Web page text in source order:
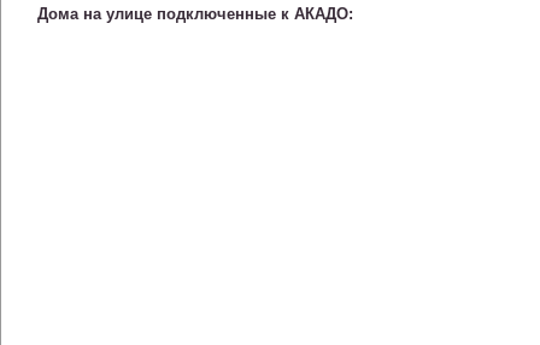
Дома на улице подключенные к АКАДО: